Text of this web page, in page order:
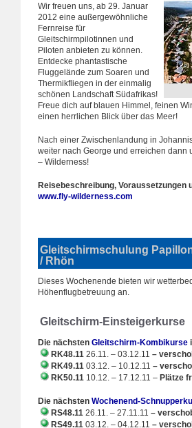
Wir freuen uns, ab 29. Januar
2012 eine außergewöhnliche
Fernreise für
Gleitschirmpilotinnen und
Piloten anbieten zu können.
Entdecke phantastische
Fluggelände zum Soaren und
Thermikfliegen in der einmalig
schönen Landschaft Südafrikas!
Freue dich auf blauen Himmel, feinen
einen herrlichen Blick über das Meer!
Nach einer Zwischenlandung in
weiter nach George und erreichen dann
– Wilderness!
Reisebeschreibung, Voraussetzungen
www.fly-wilderness.com
Gleitschirmschulung
/ Rhön
Dieses Wochenende bieten wir
Höhenflugbetreuung an.
Gleitschirm-Einsteigerkurse
Die nächsten Gleitschirm-Kombikurse
RK48.11 26.11. – 03.12.11 –
RK49.11 03.12. – 10.12.11 –
RK50.11 10.12. – 17.12.11 – Plätze
Die nächsten Wochenend-
RS48.11 26.11. – 27.11.11 –
RS49.11 03.12. – 04.12.11 –